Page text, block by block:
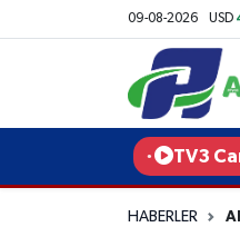
09-08-2026 USD
TV3
HABERLER
Yurt Haber
Afyon Haber
Afyonkarahisar
Afyonkarahisar